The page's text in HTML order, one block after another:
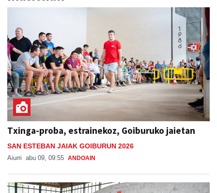
Txinga-proba, estrainekoz, Goiburuko jaietan
SAN ESTEBAN JAIAK GOIBURUN 2026
Aiurri abu 09, 09:55 ANDOAIN